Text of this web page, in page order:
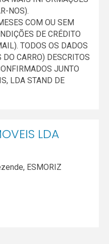
NOS).
COM OU SEM
DE CRÉDITO
TODOS OS DADOS
CARRO) DESCRITOS
JUNTO
LDA STAND DE
LDA
ESMORIZ